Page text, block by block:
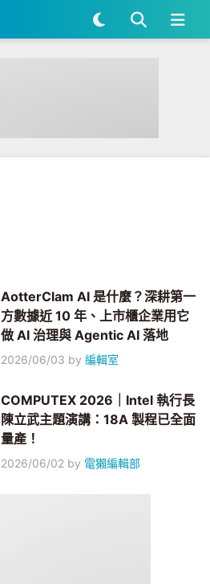
AotterClam AI 是什麼？深耕第一
方數據近 10 年、上市櫃企業用它
做 AI 治理與 Agentic AI 落地
2026/06/03 by編輯室
COMPUTEX 2026｜Intel 執行長
陳立武主題演講：18A 製程已全面
量產！
2026/06/02 by 電獺編輯部